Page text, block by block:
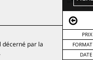
PRIX
FORMAT
DATE
décerné par la